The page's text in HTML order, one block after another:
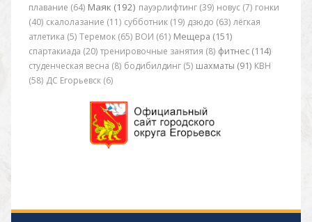
плавание (64) Маяк (192) пауэрлифтинг (39) новус (7) гонки
(40) скалолазание (11) субботник (19) дзюдо (63) лёгкая
атлетика (5) Теремок (65) ВОИ (61) Мещера (151)
спартакиада (20) тренировочные занятия (8) фитнес (114)
студенческая весна (8) бодибилдинг (5) шахматы (91) КВН
(58) ДС Егорьевск (6)